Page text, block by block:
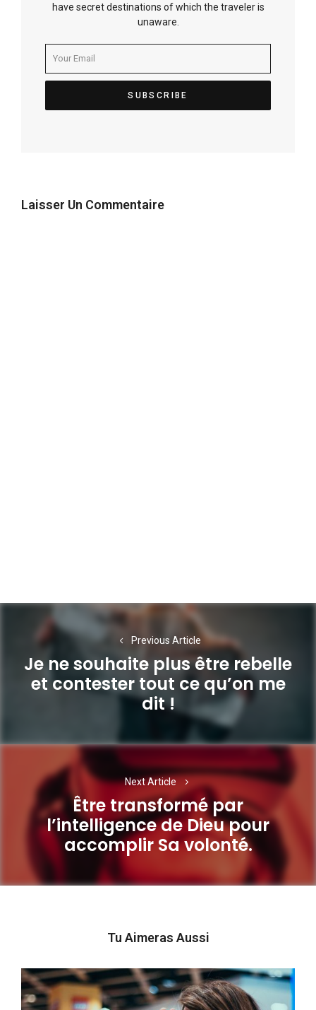
have secret destinations of which the traveler is
unaware.
Laisser Un Commentaire
Navigation
l’article
Previous Article
Previous
post:
Je ne souhaite plus être rebelle
et contester tout ce qu’on me
dit !
Next Article
Next
post:
Être transformé par
l’intelligence de Dieu pour
accomplir Sa volonté.
Tu Aimeras Aussi